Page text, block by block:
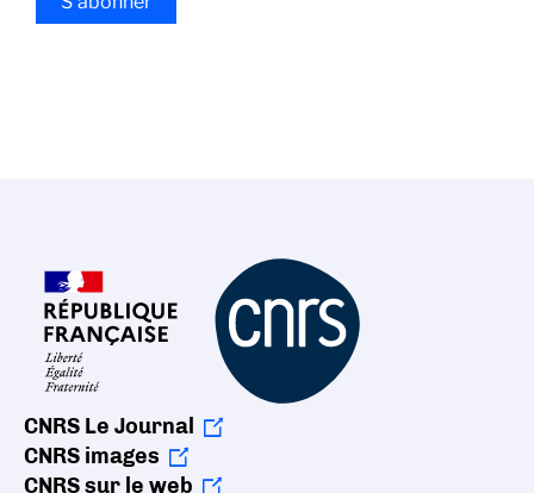
CNRS Le Journal
CNRS images
CNRS sur le web